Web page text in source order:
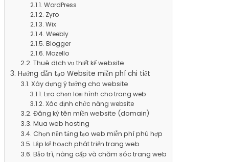
WordPress
Zyro
Wix
Weebly
Blogger
Mozello
Thuê dịch vụ thiết kế website
Hướng dẫn tạo Website miễn phí chi tiết
Xây dựng ý tưởng cho website
Lựa chọn loại hình cho trang web
Xác định chức năng website
Đăng ký tên miền website (domain)
Mua web hosting
Chọn nền tảng tạo web miễn phí phù hợp
Lập kế hoạch phát triển trang web
Bảo trì, nâng cấp và chăm sóc trang web